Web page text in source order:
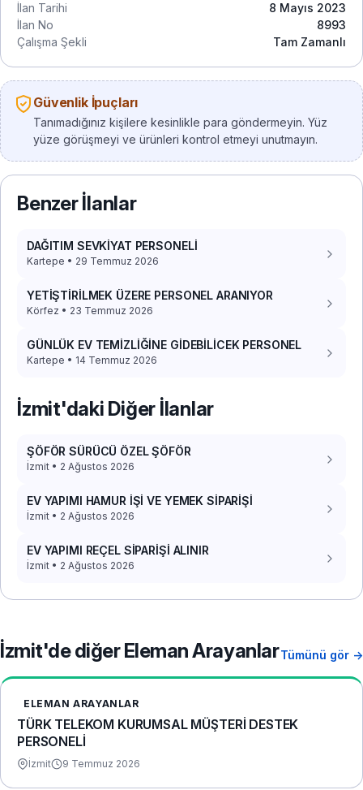
İlan Tarihi
8 Mayıs 2023
İlan No
8993
Çalışma Şekli
Tam Zamanlı
Güvenlik İpuçları
Tanımadığınız kişilere kesinlikle para göndermeyin. Yüz
yüze görüşmeyi ve ürünleri kontrol etmeyi unutmayın.
Benzer İlanlar
DAĞITIM SEVKİYAT PERSONELİ
Kartepe • 29 Temmuz 2026
YETİŞTİRİLMEK ÜZERE PERSONEL ARANIYOR
Körfez • 23 Temmuz 2026
GÜNLÜK EV TEMİZLİĞİNE GİDEBİLİCEK PERSONEL
Kartepe • 14 Temmuz 2026
İzmit'daki Diğer İlanlar
ŞÖFÖR SÜRÜCÜ ÖZEL ŞÖFÖR
İzmit • 2 Ağustos 2026
EV YAPIMI HAMUR İŞİ VE YEMEK SİPARİŞİ
İzmit • 2 Ağustos 2026
EV YAPIMI REÇEL SİPARİŞİ ALINIR
İzmit • 2 Ağustos 2026
İzmit'de diğer Eleman ArayanlarTümünü gör →
ELEMAN ARAYANLAR
TÜRK TELEKOM KURUMSAL MÜŞTERİ DESTEK
PERSONELİ
İzmit 9 Temmuz 2026